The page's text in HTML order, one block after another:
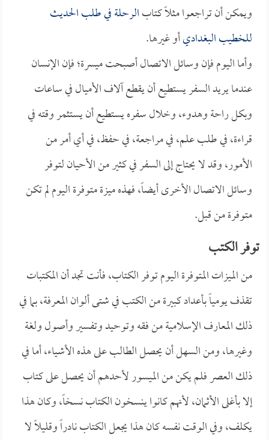
ويمكن أن تراجعوا مثلاً كتابالرحلة في طلب الحديث
للخطيب البغداديأو غيرها.
وأما اليوم فإن وسائل الاتصال أصبحت ميسرة؛ فإن الإنسان
عندما يريد السفر يستطيع أن يقطع آلاف الأميال في ساعات
وبكل راحة وهدوء، وخلال سفره يستطيع أن يستثمر وقته في
قراءة، في طلب علم، في مراجعة، في حفظ، في أي أمر من
الأمور، وقد لا يحتاج إلى السفر في كثير من الأحيان لتوفر
وسائل الاتصال الأخرى أيضاً، فهذه ميزة متوفرة اليوم لم تكن
متوفرة من قبل.
توفر الكتب
من الميزات المتوفرة اليوم توفر الكتاب، فأنت تجد أن المكتبات
تقذف يومياً بأعداد كبيرة من الكتب في شتى ألوان المعرفة، بما في
ذلك المعارف الإسلامية من فقه وتوحيد وتفسير وأصول ولغة
وغيرها، ومن السهل أن يحصل الطالب على هذه الأشياء، أما في
ذلك العصر فلم يكن من الميسور لأحدهم أن يحصل على كتاب
إلا بأغلى الأثمان، لأنهم كانوا ينسخون الكتاب نسخاً، وكان هذا
يكلف، وفي الوقت نفسه كان هذا يجعل الكتاب نادراً وقليلاً لا